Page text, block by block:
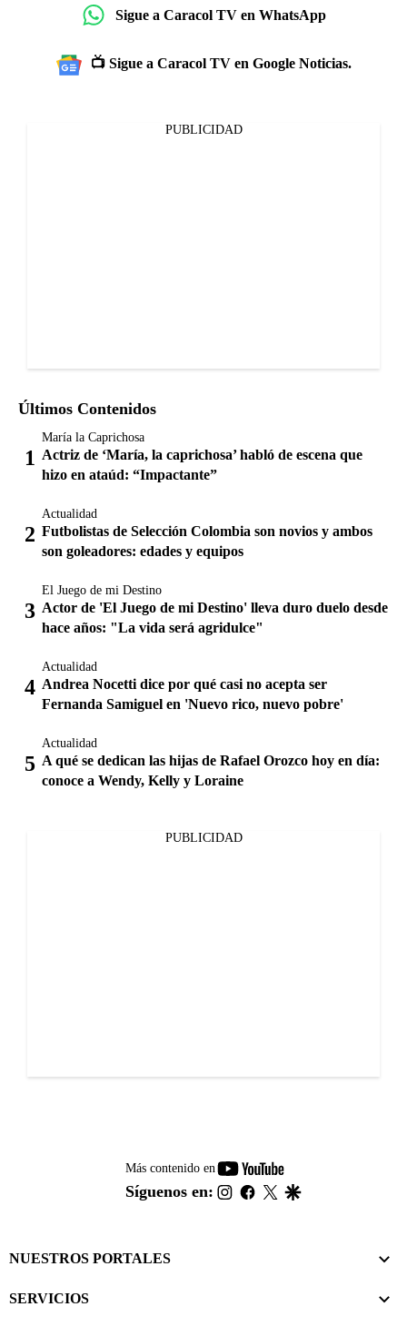
Sigue a Caracol TV en WhatsApp
📺 Sigue a Caracol TV en Google Noticias.
PUBLICIDAD
Últimos Contenidos
María la Caprichosa
Actriz de ‘María, la caprichosa’ habló de escena que
hizo en ataúd: “Impactante”
Actualidad
Futbolistas de Selección Colombia son novios y ambos
son goleadores: edades y equipos
El Juego de mi Destino
Actor de 'El Juego de mi Destino' lleva duro duelo desde
hace años: "La vida será agridulce"
Actualidad
Andrea Nocetti dice por qué casi no acepta ser
Fernanda Samiguel en 'Nuevo rico, nuevo pobre'
Actualidad
A qué se dedican las hijas de Rafael Orozco hoy en día:
conoce a Wendy, Kelly y Loraine
PUBLICIDAD
Más contenido en
youtube-
footer
Síguenos en: instagram
facebook
twitter
NUESTROS PORTALES
SERVICIOS